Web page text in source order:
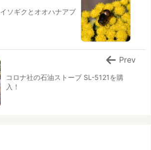
イソギクとオオハナアブ
コロナ社の石油ストーブ SL-5121を購
入！
Prev